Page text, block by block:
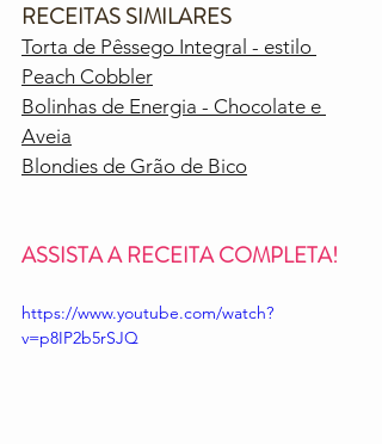
RECEITAS SIMILARES
Torta de Pêssego Integral - estilo
Peach Cobbler
Bolinhas de Energia - Chocolate e
Aveia
Blondies de Grão de Bico
ASSISTA A RECEITA COMPLETA!
https://www.youtube.com/watch?
v=p8IP2b5rSJQ